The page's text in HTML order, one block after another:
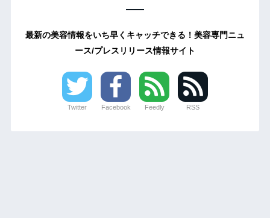
最新の美容情報をいち早くキャッチできる！美容専門ニュ
ース/プレスリリース情報サイト
Twitter Facebook Feedly RSS